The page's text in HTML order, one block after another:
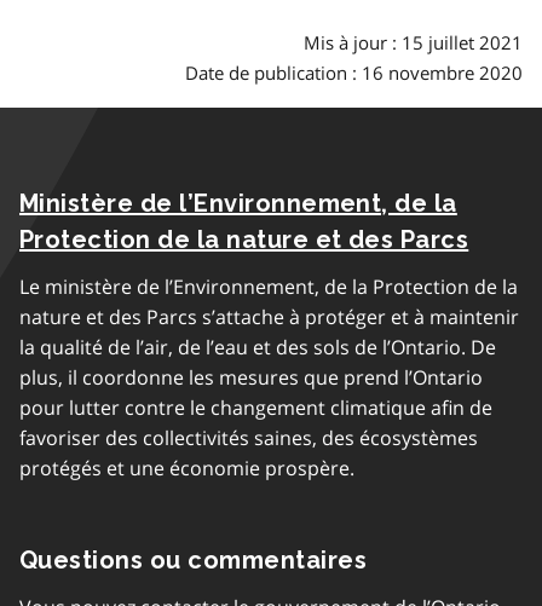
Mis à jour : 15 juillet 2021
Date de publication : 16 novembre 2020
Ministère de l’Environnement, de la
Protection de la nature et des Parcs
Le ministère de l’Environnement, de la Protection de la
nature et des Parcs s’attache à protéger et à maintenir
la qualité de l’air, de l’eau et des sols de l’Ontario. De
plus, il coordonne les mesures que prend l’Ontario
pour lutter contre le changement climatique afin de
favoriser des collectivités saines, des écosystèmes
protégés et une économie prospère.
Questions ou commentaires